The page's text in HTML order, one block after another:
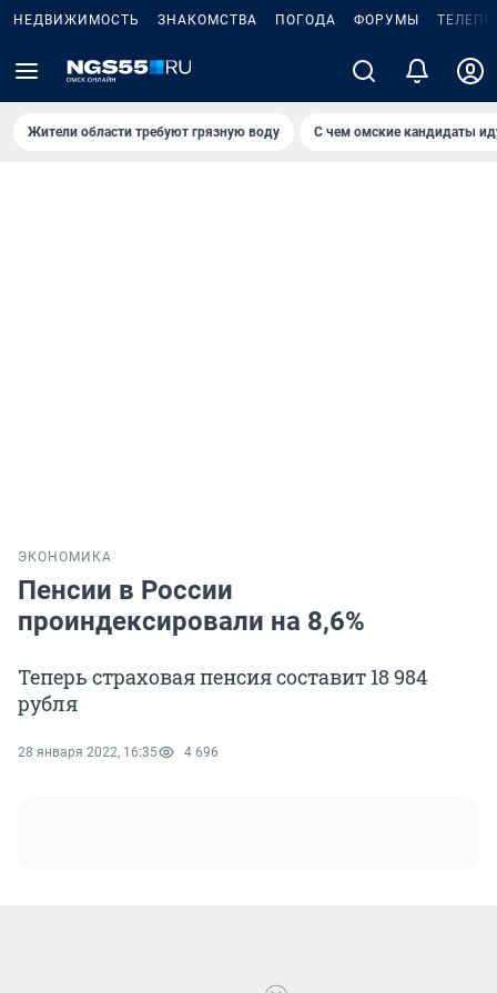
НЕДВИЖИМОСТЬ ЗНАКОМСТВА ПОГОДА ФОРУМЫ
Жители области требуют грязную воду С чем омские кандидаты
ЭКОНОМИКА
Пенсии в России
проиндексировали на 8,6%
Теперь страховая пенсия составит 18 984
рубля
28 января 2022, 16:35 4 696